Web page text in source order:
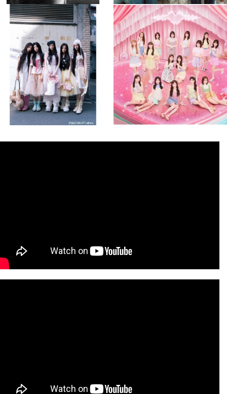
musicjapantv
💡8月特番放送決定！
8月 4
2 0
musicjapantv
💡8月特番放送決定！
...
8月 4
2 0